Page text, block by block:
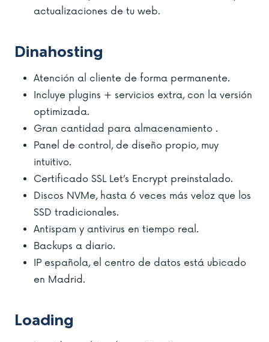
actualizaciones de tu web.
Dinahosting
Atención al cliente de forma permanente.
Incluye plugins + servicios extra, con la versión
optimizada.
Gran cantidad para almacenamiento .
Panel de control, de diseño propio, muy
intuitivo.
Certificado SSL Let’s Encrypt preinstalado.
Discos NVMe, hasta 6 veces más veloz que los
SSD tradicionales.
Antispam y antivirus en tiempo real.
Backups a diario.
IP española, el centro de datos está ubicado
en Madrid.
Loading